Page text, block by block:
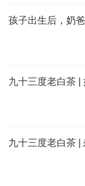
孩子出生后，奶
九十三度老白茶 |
九十三度老白茶 |